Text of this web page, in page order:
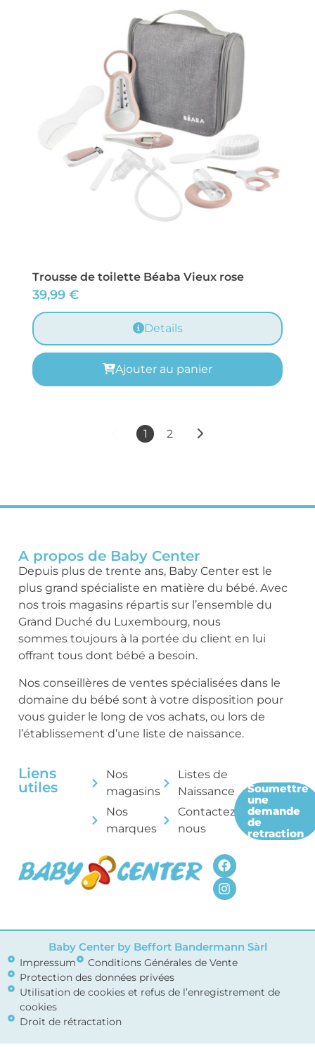
Trousse de toilette Béaba Vieux rose
39,99 €
Details
Ajouter au panier
1 2
A propos de Baby Center
Depuis plus de trente ans, Baby Center est le
plus grand spécialiste en matière du bébé. Avec
nos trois magasins répartis sur l’ensemble du
Grand Duché du Luxembourg, nous
sommes toujours à la portée du client en lui
offrant tous dont bébé a besoin.
Nos conseillères de ventes spécialisées dans le
domaine du bébé sont à votre disposition pour
vous guider le long de vos achats, ou lors de
l’établissement d’une liste de naissance.
Liens
utiles
Nos
magasins
Nos
marques
Listes de
Naissance
Contactez-
nous
Soumettre
une
demande
de
retraction
Baby Center by Beffort Bandermann Sàrl
Impressum
Conditions Générales de Vente
Protection des données privées
Utilisation de cookies et refus de l’enregistrement de
cookies
Droit de rétractation